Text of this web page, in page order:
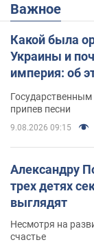
Важное
Какой была
Украины и
империя: об
припев песни
9.08.2026 09:15
Александру
трех детях
выглядят
Несмотря на
счастье